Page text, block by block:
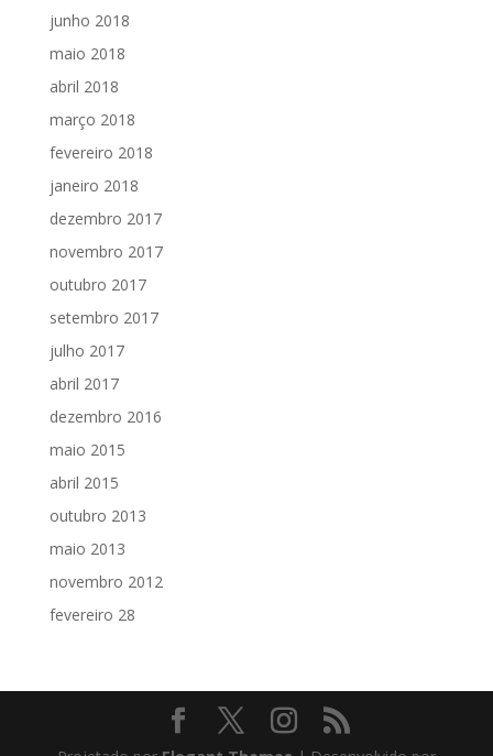
junho 2018
maio 2018
abril 2018
março 2018
fevereiro 2018
janeiro 2018
dezembro 2017
novembro 2017
outubro 2017
setembro 2017
julho 2017
abril 2017
dezembro 2016
maio 2015
abril 2015
outubro 2013
maio 2013
novembro 2012
fevereiro 28